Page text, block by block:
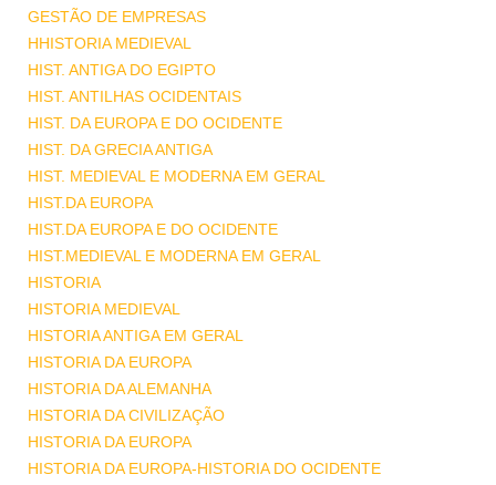
GESTÃO DE EMPRESAS
HHISTORIA MEDIEVAL
HIST. ANTIGA DO EGIPTO
HIST. ANTILHAS OCIDENTAIS
HIST. DA EUROPA E DO OCIDENTE
HIST. DA GRECIA ANTIGA
HIST. MEDIEVAL E MODERNA EM GERAL
HIST.DA EUROPA
HIST.DA EUROPA E DO OCIDENTE
HIST.MEDIEVAL E MODERNA EM GERAL
HISTORIA
HISTORIA MEDIEVAL
HISTORIA ANTIGA EM GERAL
HISTORIA DA EUROPA
HISTORIA DA ALEMANHA
HISTORIA DA CIVILIZAÇÃO
HISTORIA DA EUROPA
HISTORIA DA EUROPA-HISTORIA DO OCIDENTE